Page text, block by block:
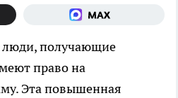
получающие
право на
Эта повышенная